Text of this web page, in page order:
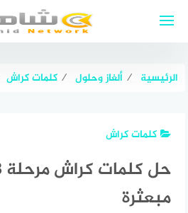
الرئيسية ⁄ ألغاز وحلول ⁄ كلمات كراش
كلمات كراش
مبعثرة